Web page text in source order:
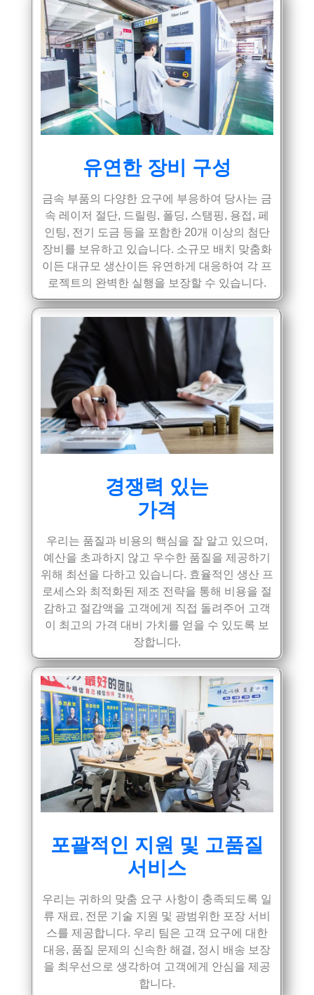
유연한 장비 구성
금속 부품의 다양한 요구에 부응하여 당사는 금
속 레이저 절단, 드릴링, 폴딩, 스탬핑, 용접, 페
인팅, 전기 도금 등을 포함한 20개 이상의 첨단
장비를 보유하고 있습니다. 소규모 배치 맞춤화
이든 대규모 생산이든 유연하게 대응하여 각 프
로젝트의 완벽한 실행을 보장할 수 있습니다.
경쟁력 있는
가격
우리는 품질과 비용의 핵심을 잘 알고 있으며,
예산을 초과하지 않고 우수한 품질을 제공하기
위해 최선을 다하고 있습니다. 효율적인 생산 프
로세스와 최적화된 제조 전략을 통해 비용을 절
감하고 절감액을 고객에게 직접 돌려주어 고객
이 최고의 가격 대비 가치를 얻을 수 있도록 보
장합니다.
포괄적인 지원 및 고품질
서비스
우리는 귀하의 맞춤 요구 사항이 충족되도록 일
류 재료, 전문 기술 지원 및 광범위한 포장 서비
스를 제공합니다. 우리 팀은 고객 요구에 대한
대응, 품질 문제의 신속한 해결, 정시 배송 보장
을 최우선으로 생각하여 고객에게 안심을 제공
합니다.